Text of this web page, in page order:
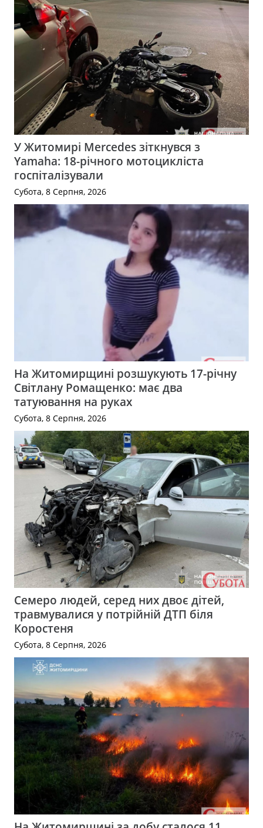
У Житомирі Mercedes зіткнувся з
Yamaha: 18-річного мотоцикліста
госпіталізували
Субота, 8 Серпня, 2026
На Житомирщині розшукують 17-річну
Світлану Ромащенко: має два
татуювання на руках
Субота, 8 Серпня, 2026
Семеро людей, серед них двоє дітей,
травмувалися у потрійній ДТП біля
Коростеня
Субота, 8 Серпня, 2026